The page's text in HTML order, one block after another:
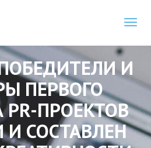
И
ПЕРВОГО
ПРОЕКТОВ
И СОСТАВЛЕН